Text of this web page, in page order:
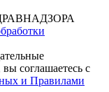
соглашаетесь с
и Правилами